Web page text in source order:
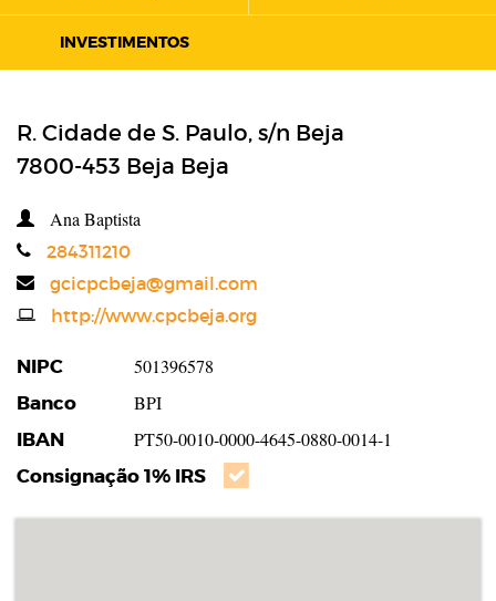
INVESTIMENTOS
R. Cidade de S. Paulo, s/n Beja
7800-453 Beja Beja
Ana Baptista
Telefone
284311210
Emailgcicpcbeja@gmail.com
Websitehttp://www.cpcbeja.org
NIPC 501396578
Banco BPI
IBAN PT50-0010-0000-4645-0880-0014-1
Consignação 1% IRS